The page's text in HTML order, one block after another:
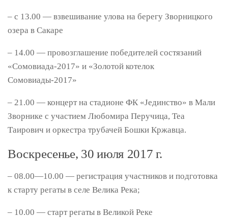
– с 13.00 — взвешивание улова на берегу Зворницкого
озера в Сакаре
– 14.00 — провозглашение победителей состязаний
«Сомовиада-2017» и «Золотой котелок
Сомовиады-2017»
– 21.00 — концерт на стадионе ФК «Јединство» в Мали
Зворнике с участием Любомира Перучица, Теа
Таирович и оркестра трубачей Бошки Кржавца.
Воскресенье, 30 июля 2017 г.
– 08.00—10.00 — регистрация участников и подготовка
к старту регаты в селе Велика Река;
– 10.00 — старт регаты в Великой Реке